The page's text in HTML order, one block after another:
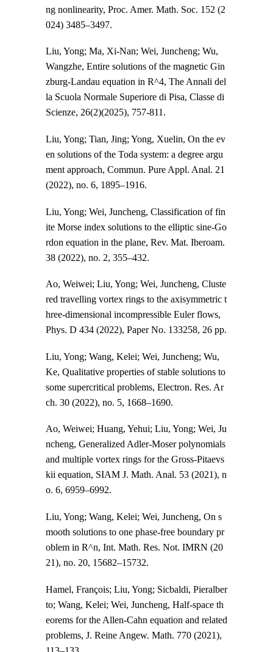
ng nonlinearity, Proc. Amer. Math. Soc. 152 (2
024) 3485–3497.
Liu, Yong; Ma, Xi-Nan; Wei, Juncheng; Wu,
Wangzhe, Entire solutions of the magnetic Gin
zburg-Landau equation in R^4, The Annali del
la Scuola Normale Superiore di Pisa, Classe di
Scienze, 26(2)(2025), 757-811.
Liu, Yong; Tian, Jing; Yong, Xuelin, On the ev
en solutions of the Toda system: a degree argu
ment approach, Commun. Pure Appl. Anal. 21
(2022), no. 6, 1895–1916.
Liu, Yong; Wei, Juncheng, Classification of fin
ite Morse index solutions to the elliptic sine-Go
rdon equation in the plane, Rev. Mat. Iberoam.
38 (2022), no. 2, 355–432.
Ao, Weiwei; Liu, Yong; Wei, Juncheng, Cluste
red travelling vortex rings to the axisymmetric t
hree-dimensional incompressible Euler flows,
Phys. D 434 (2022), Paper No. 133258, 26 pp.
Liu, Yong; Wang, Kelei; Wei, Juncheng; Wu,
Ke, Qualitative properties of stable solutions to
some supercritical problems, Electron. Res. Ar
ch. 30 (2022), no. 5, 1668–1690.
Ao, Weiwei; Huang, Yehui; Liu, Yong; Wei, Ju
ncheng, Generalized Adler-Moser polynomials
and multiple vortex rings for the Gross-Pitaevs
kii equation, SIAM J. Math. Anal. 53 (2021), n
o. 6, 6959–6992.
Liu, Yong; Wang, Kelei; Wei, Juncheng, On s
mooth solutions to one phase-free boundary pr
oblem in R^n, Int. Math. Res. Not. IMRN (20
21), no. 20, 15682–15732.
Hamel, François; Liu, Yong; Sicbaldi, Pieralber
to; Wang, Kelei; Wei, Juncheng, Half-space th
eorems for the Allen-Cahn equation and related
problems, J. Reine Angew. Math. 770 (2021),